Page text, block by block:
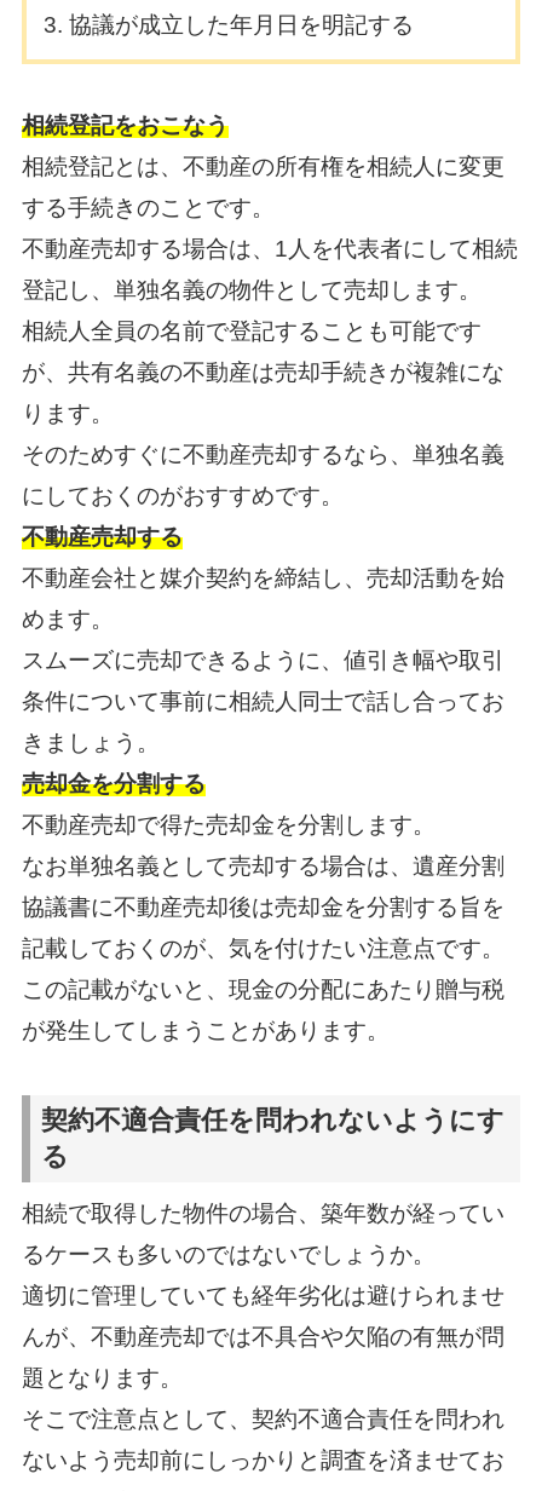
協議が成立した年月日を明記する
相続登記をおこなう
相続登記とは、不動産の所有権を相続人に変更
する手続きのことです。
不動産売却する場合は、1人を代表者にして相続
登記し、単独名義の物件として売却します。
相続人全員の名前で登記することも可能です
が、共有名義の不動産は売却手続きが複雑にな
ります。
そのためすぐに不動産売却するなら、単独名義
にしておくのがおすすめです。
不動産売却する
不動産会社と媒介契約を締結し、売却活動を始
めます。
スムーズに売却できるように、値引き幅や取引
条件について事前に相続人同士で話し合ってお
きましょう。
売却金を分割する
不動産売却で得た売却金を分割します。
なお単独名義として売却する場合は、遺産分割
協議書に不動産売却後は売却金を分割する旨を
記載しておくのが、気を付けたい注意点です。
この記載がないと、現金の分配にあたり贈与税
が発生してしまうことがあります。
契約不適合責任を問われないようにす
る
相続で取得した物件の場合、築年数が経ってい
るケースも多いのではないでしょうか。
適切に管理していても経年劣化は避けられませ
んが、不動産売却では不具合や欠陥の有無が問
題となります。
そこで注意点として、契約不適合責任を問われ
ないよう売却前にしっかりと調査を済ませてお